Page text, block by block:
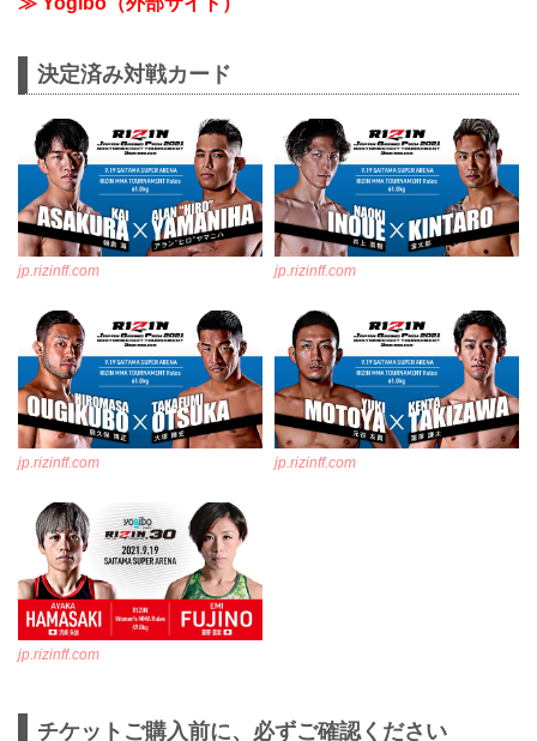
決定済み対戦カード
jp.rizinff.com jp.rizinff.com
jp.rizinff.com jp.rizinff.com
jp.rizinff.com
チケットご購入前に、必ずご確認ください